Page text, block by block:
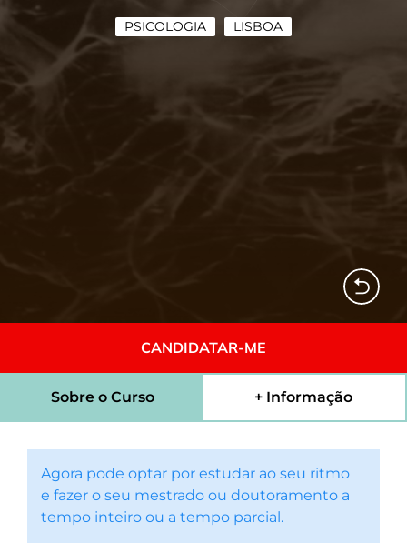
PSICOLOGIA LISBOA
CANDIDATAR-ME
Sobre o Curso + Informação
Agora pode optar por estudar ao seu ritmo
e fazer o seu mestrado ou doutoramento a
tempo inteiro ou a tempo parcial.